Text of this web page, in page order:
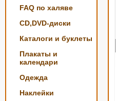
FAQ по халяве
CD,DVD-диски
Каталоги и буклеты
Плакаты и
календари
Одежда
Наклейки